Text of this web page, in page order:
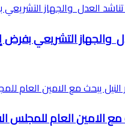
والجهاز التشريعي
مع الامين العام